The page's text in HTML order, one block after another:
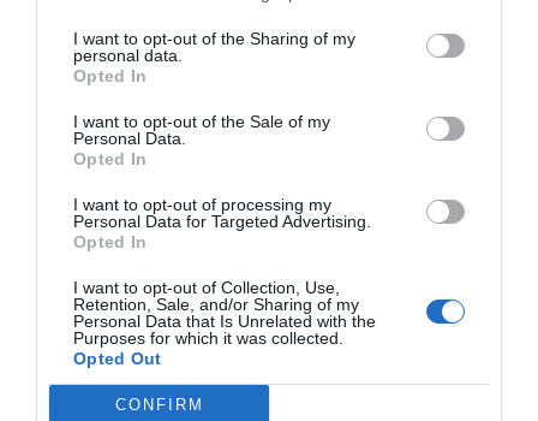
I want to opt-out of the Sharing of my
personal data.
Opted In
I want to opt-out of the Sale of my
Personal Data.
Opted In
I want to opt-out of processing my
Personal Data for Targeted Advertising.
Opted In
I want to opt-out of Collection, Use,
Retention, Sale, and/or Sharing of my
Personal Data that Is Unrelated with the
Purposes for which it was collected.
Opted Out
CONFIRM